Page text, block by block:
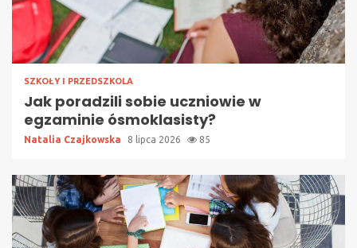
SZKOŁY I PRZEDSZKOLA
Jak poradzili sobie uczniowie w
egzaminie ósmoklasisty?
Natalia Czajkowska 8 lipca 2026 85